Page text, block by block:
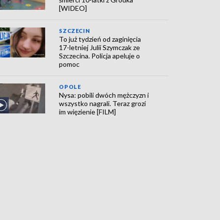
[WIDEO]
SZCZECIN
To już tydzień od zaginięcia
17-letniej Julii Szymczak ze
Szczecina. Policja apeluje o
pomoc
OPOLE
Nysa: pobili dwóch mężczyzn i
wszystko nagrali. Teraz grozi
im więzienie [FILM]